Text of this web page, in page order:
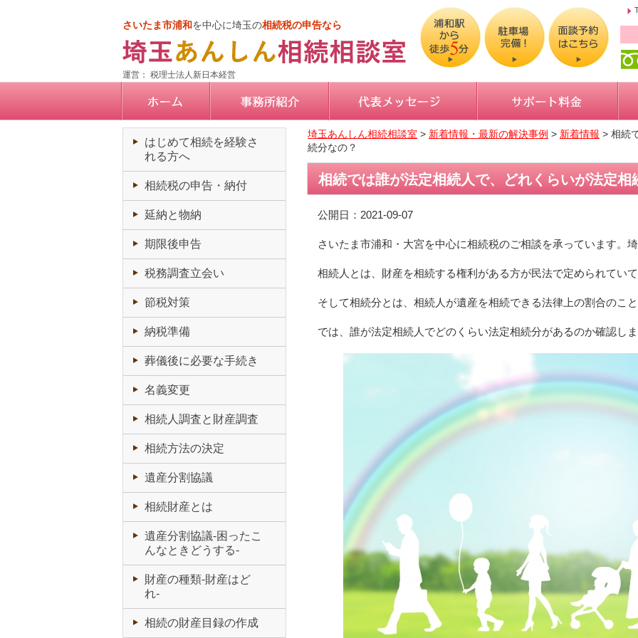
さいたま市浦和を中心に埼玉の相続税の申告なら
運営： 税理士法人新日本経営
埼玉あんしん相続相談室 > 新着情報・最新の解決事例 > 新着情報 > 相続
続分なの？
相続では誰が法定相続人で、どれくらいが法定相
公開日：2021-09-07
さいたま市浦和・大宮を中心に相続税のご相談を承っています。
相続人とは、財産を相続する権利がある方が民法で定められてい
そして相続分とは、相続人が遺産を相続できる法律上の割合のこ
では、誰が法定相続人でどのくらい法定相続分があるのか確認し
はじめて相続を経験さ
れる方へ
相続税の申告・納付
延納と物納
期限後申告
税務調査立会い
節税対策
納税準備
葬儀後に必要な手続き
名義変更
相続人調査と財産調査
相続方法の決定
遺産分割協議
相続財産とは
遺産分割協議-困ったこ
んなときどうする-
財産の種類-財産はど
れ-
相続の財産目録の作成